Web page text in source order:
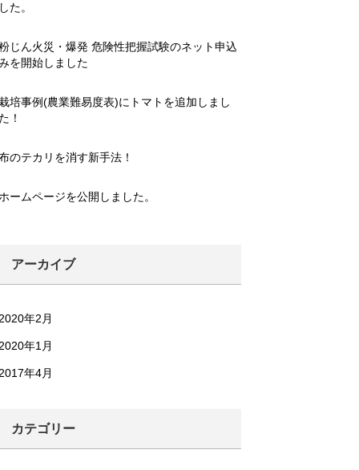
た。
じん火災・爆発 危険性把握試験のネット申込
を開始しました
培事例(農業難易度表)にトマトを追加しまし
！
のテカリを消す新手法！
ームページを公開しました。
アーカイブ
年2月
年1月
年4月
カテゴリー